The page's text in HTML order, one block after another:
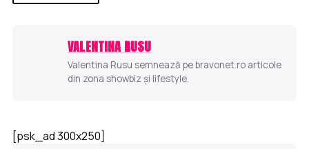
VALENTINA RUSU
Valentina Rusu semnează pe bravonet.ro articole
din zona showbiz și lifestyle.
[psk_ad 300x250]